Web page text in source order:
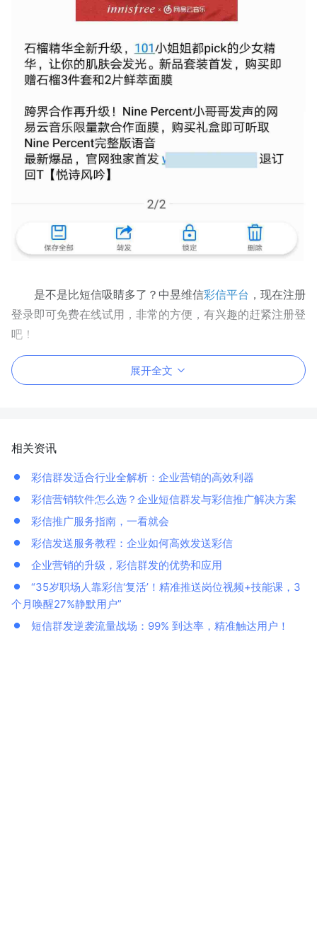
是不是比短信吸睛多了？中昱维信彩信平台 ，现在注册
登录即可免费在线试用，非常的方便，有兴趣的赶紧注册登
吧！
展开全文
相关资讯
彩信群发适合行业全解析：企业营销的高效利器
彩信营销软件怎么选？企业短信群发与彩信推广解决方案
彩信推广服务指南，一看就会
彩信发送服务教程：企业如何高效发送彩信
企业营销的升级，彩信群发的优势和应用
“35岁职场人靠彩信‘复活’！精准推送岗位视频+技能课，3
个月唤醒27%静默用户”
短信群发逆袭流量战场：99% 到达率，精准触达用户！